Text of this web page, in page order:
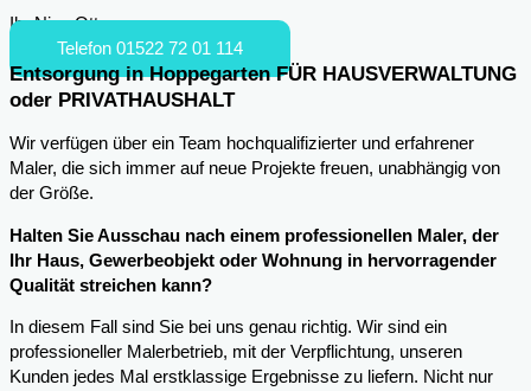
Ihr Nico Otto
Telefon 01522 72 01 114
Entsorgung in Hoppegarten FÜR HAUSVERWALTUNG
oder PRIVATHAUSHALT
Wir verfügen über ein Team hochqualifizierter und erfahrener
Maler, die sich immer auf neue Projekte freuen, unabhängig von
der Größe.
Halten Sie Ausschau nach einem professionellen Maler, der
Ihr Haus, Gewerbeobjekt oder Wohnung in hervorragender
Qualität streichen kann?
In diesem Fall sind Sie bei uns genau richtig. Wir sind ein
professioneller Malerbetrieb, mit der Verpflichtung, unseren
Kunden jedes Mal erstklassige Ergebnisse zu liefern. Nicht nur